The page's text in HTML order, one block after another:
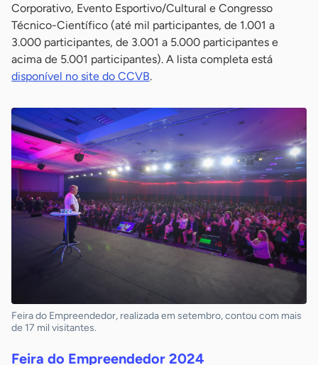
Corporativo, Evento Esportivo/Cultural e Congresso
Técnico-Científico (até mil participantes, de 1.001 a
3.000 participantes, de 3.001 a 5.000 participantes e
acima de 5.001 participantes). A lista completa está
disponível no site do CCVB.
Feira do Empreendedor, realizada em setembro, contou com mais
de 17 mil visitantes.
Feira do Empreendedor 2024